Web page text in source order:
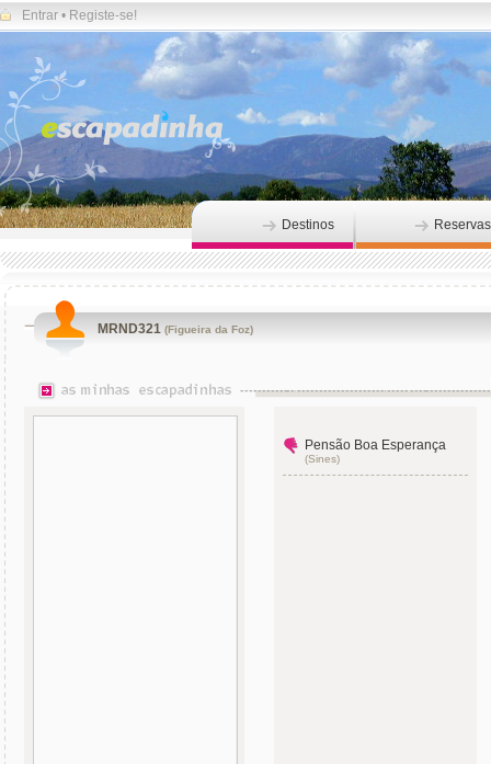
Entrar • Registe-se!
Destinos Reservas
MRND321 (Figueira da Foz)
Pensão Boa Esperança
(Sines)